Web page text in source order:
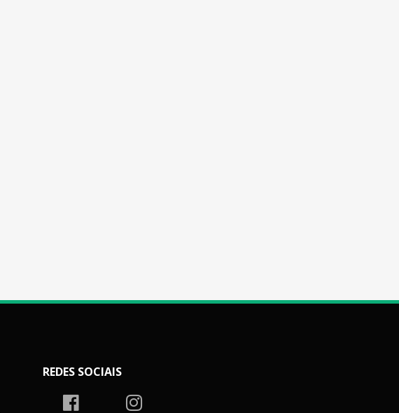
REDES SOCIAIS